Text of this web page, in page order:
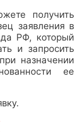
получить
заявления в
РФ, который
и запросить
назначении
ее